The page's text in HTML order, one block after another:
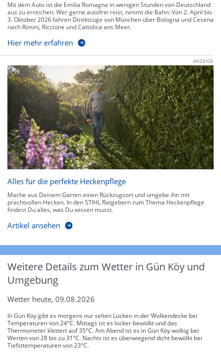
Mit dem Auto ist die Emilia Romagna in wenigen Stunden von Deutschland
aus zu erreichen. Wer gerne autofrei reist, nimmt die Bahn: Von 2. April bis
3. Oktober 2026 fahren Direktzüge von München über Bologna und Cesena
nach Rimini, Riccione und Cattolica ans Meer.
Hier mehr erfahren
ANZEIGE
Alles für die perfekte Heckenpflege
Mache aus Deinem Garten einen Rückzugsort und umgebe ihn mit
prachtvollen Hecken. In den STIHL Ratgebern zum Thema Heckenpflege
findest Du alles, was Du wissen musst.
Artikel ansehen
Weitere Details zum Wetter in Gün Köy und
Umgebung
Wetter heute, 09.08.2026
In Gün Köy gibt es morgens nur selten Lücken in der Wolkendecke bei
Temperaturen von 24°C. Mittags ist es locker bewölkt und das
Thermometer klettert auf 35°C. Am Abend ist es in Gün Köy wolkig bei
Werten von 28 bis zu 31°C. Nachts ist es überwiegend dicht bewölkt bei
Tiefsttemperaturen von 23°C.